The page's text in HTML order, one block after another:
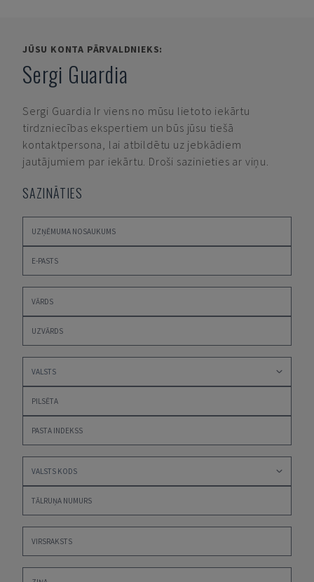
JŪSU KONTA PĀRVALDNIEKS:
Sergi Guardia
Sergi Guardia Ir viens no mūsu lietoto iekārtu
tirdzniecības ekspertiem un būs jūsu tiešā
kontaktpersona, lai atbildētu uz jebkādiem
jautājumiem par iekārtu. Droši sazinieties ar viņu.
SAZINĀTIES